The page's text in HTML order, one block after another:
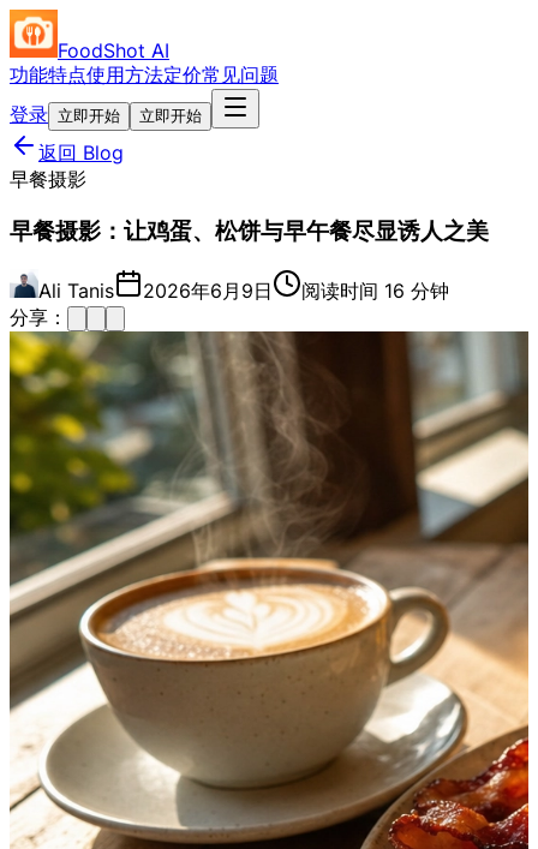
FoodShot AI
功能特点使用方法定价常见问题
登录 立即开始 立即开始
返回 Blog
早餐摄影
早餐摄影：让鸡蛋、松饼与早午餐尽显诱人之美
Ali Tanis 2026年6月9日
阅读时间 16 分钟
分享：